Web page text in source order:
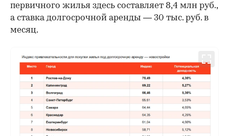
первичного жилья здесь составляет 8,4 млн руб.,
а ставка долгосрочной аренды — 30 тыс. руб. в
месяц.